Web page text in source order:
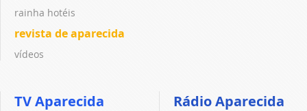
rainha hotéis
revista de aparecida
vídeos
TV Aparecida Rádio Aparecida